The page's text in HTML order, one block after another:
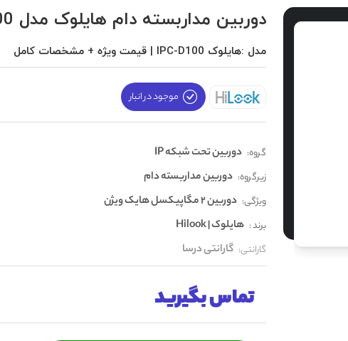
دوربین مداربسته دام هایلوک مدل IPC-D100
مدل :هایلوک IPC-D100 | قیمت ویژه + مشخصات کامل
موجود در انبار
گروه: دوربین تحت شبکه IP
زیرگروه: دوربین مداربسته دام
ویژگی: دوربین 2 مگاپیکسل هایک ویژن
برند : هایلوک | Hilook
گارانتی: گارانتی درسا
تماس بگیرید